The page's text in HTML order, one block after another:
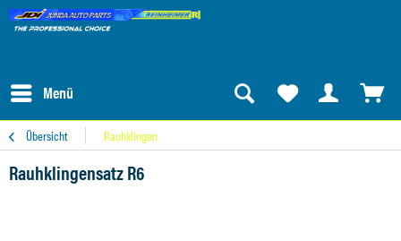
Menü
Übersicht Rauhklingen
Rauhklingensatz R6